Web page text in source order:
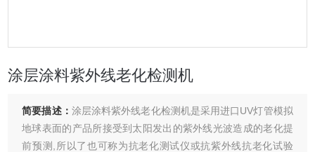
涂层涂料紫外线老化检测机
简要描述： 涂层涂料紫外线老化检测机是采用进口UV灯管模拟
地球表面的产品所接受到太阳发出的紫外线光波造成的老化提
前预测,所以了也可称为抗老化测试仪或抗紫外线抗老化试验